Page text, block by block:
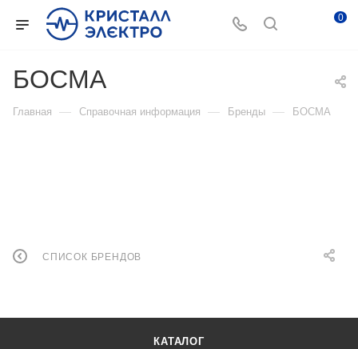
0
БОСМА
Главная — Справочная информация — Бренды — БОСМА
СПИСОК БРЕНДОВ
КАТАЛОГ